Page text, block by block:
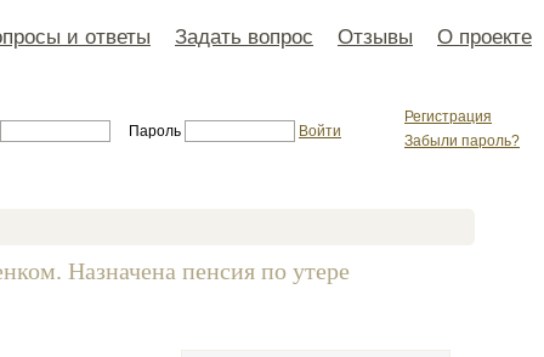
и ответы Задать вопрос Отзывы О проекте
Регистрация
Забыли пароль?
Пароль Войти
Назначена пенсия по утере